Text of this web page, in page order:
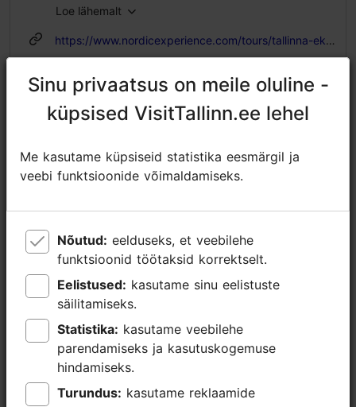
Loe lähemalt
https://www.nordicexperience.com/tours/tallinna-ekskursioonid/jalutuskaik-tallinna-vanalinnas-ja-kadriorg-pirita/?lang=et
sales@nordicexperience.com
Lisainfo
Kasutatavad liikumisviisid: jalgsi, autoga
Fookus/ piirkond: Kadriorg
Sinu privaatsus on meile oluline -
küpsised VisitTallinn.ee lehel
Me kasutame küpsiseid statistika eesmärgil ja
veebi funktsioonide võimaldamiseks.
Nõutud:
funktsioonid töötaksid korrektselt.
Eelistused:
säilitamiseks.
Statistika:
parendamiseks ja kasutuskogemuse
hindamiseks.
Turundus:
Sinu privaatsus on meile oluline -
küpsised VisitTallinn.ee lehel
Me kasutame küpsiseid statistika eesmärgil ja
veebi funktsioonide võimaldamiseks.
Nõutud:
funktsioonid töötaksid korrektselt.
Eelistused:
säilitamiseks.
Statistika:
parendamiseks ja kasutuskogemuse
hindamiseks.
Turundus: